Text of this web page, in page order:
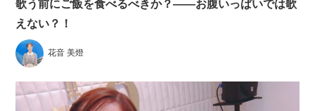
歌う前にご飯を食べるべきか？——お腹いっぱいでは歌
えない？！
花音 美燈